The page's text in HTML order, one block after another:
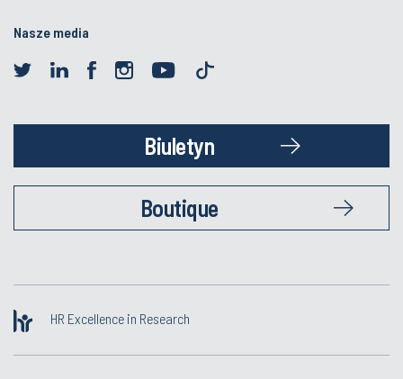
Nasze media
Biuletyn
Boutique
HR Excellence in Research